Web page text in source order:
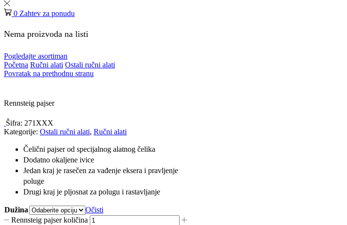
0 Zahtev za ponudu
Nema proizvoda na listi
Pogledajte asortiman
Početna Ručni alati Ostali ručni alati
Povratak na prethodnu stranu
Rennsteig pajser
Šifra: 271XXX
Kategorije: Ostali ručni alati, Ručni alati
Čelični pajser od specijalnog alatnog čelika
Dodatno okaljene ivice
Jedan kraj je rasečen za vađenje eksera i pravljenje
poluge
Drugi kraj je pljosnat za polugu i rastavljanje
Dužina
Očisti
Rennsteig pajser količina